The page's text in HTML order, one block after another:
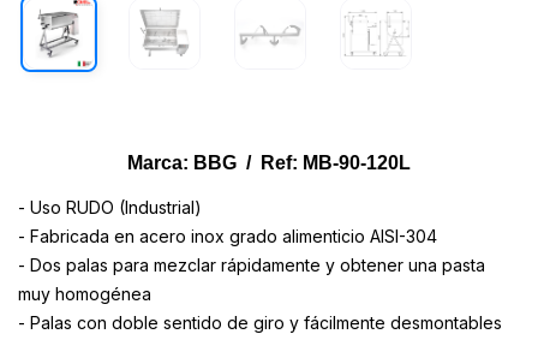
Marca: BBG / Ref: MB-90-120L
- Uso RUDO (Industrial)
- Fabricada en acero inox grado alimenticio AISI-304
- Dos palas para mezclar rápidamente y obtener una pasta
muy homogénea
- Palas con doble sentido de giro y fácilmente desmontables